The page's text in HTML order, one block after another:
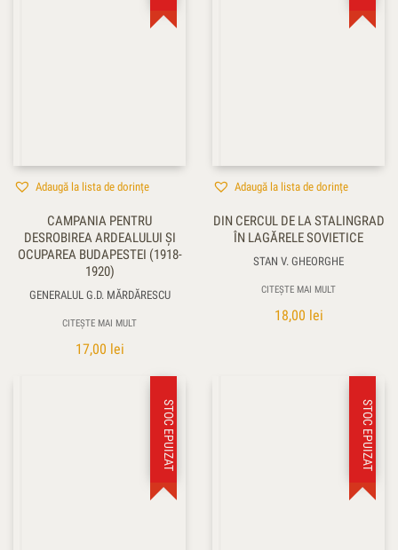
Adaugă la lista de dorințe
CAMPANIA PENTRU
DESROBIREA ARDEALULUI ŞI
OCUPAREA BUDAPESTEI (1918-
1920)
GENERALUL G.D. MĂRDĂRESCU
CITEȘTE MAI MULT
17,00 lei
Adaugă la lista de dorințe
DIN CERCUL DE LA STALINGRAD
ÎN LAGĂRELE SOVIETICE
STAN V. GHEORGHE
CITEȘTE MAI MULT
18,00 lei
STOC EPUIZAT STOC EPUIZAT